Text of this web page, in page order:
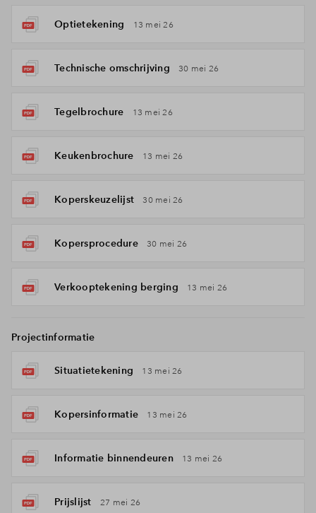
Optietekening 13 mei 26
Technische omschrijving 30 mei 26
Tegelbrochure 13 mei 26
Keukenbrochure 13 mei 26
Koperskeuzelijst 30 mei 26
Kopersprocedure 30 mei 26
Verkooptekening berging 13 mei 26
Projectinformatie
Situatietekening 13 mei 26
Kopersinformatie 13 mei 26
Informatie binnendeuren 13 mei 26
Prijslijst 27 mei 26